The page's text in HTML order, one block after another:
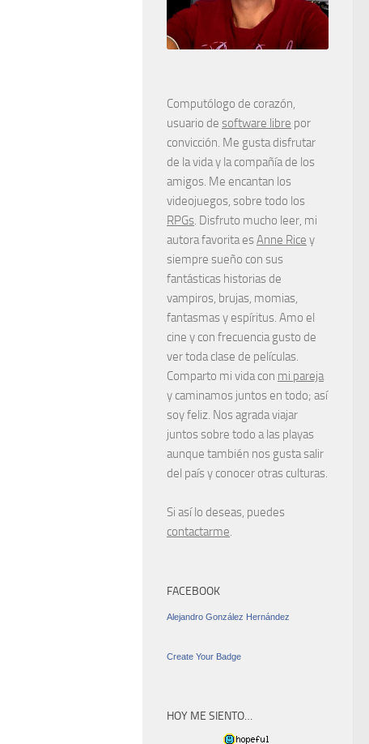
Computólogo de corazón,
usuario de software libre por
convicción. Me gusta disfrutar
de la vida y la compañía de los
amigos. Me encantan los
videojuegos, sobre todo los
RPGs. Disfruto mucho leer, mi
autora favorita esAnne Rice y
siempre sueño con sus
fantásticas historias de
vampiros, brujas, momias,
fantasmas y espíritus. Amo el
cine y con frecuencia gusto de
ver toda clase de películas.
Comparto mi vida con mi pareja
y caminamos juntos en todo; así
soy feliz. Nos agrada viajar
juntos sobre todo a las playas
aunque también nos gusta salir
del país y conocer otras culturas.
Si así lo deseas, puedes
contactarme.
FACEBOOK
Alejandro González Hernández
Create Your Badge
HOY ME SIENTO…